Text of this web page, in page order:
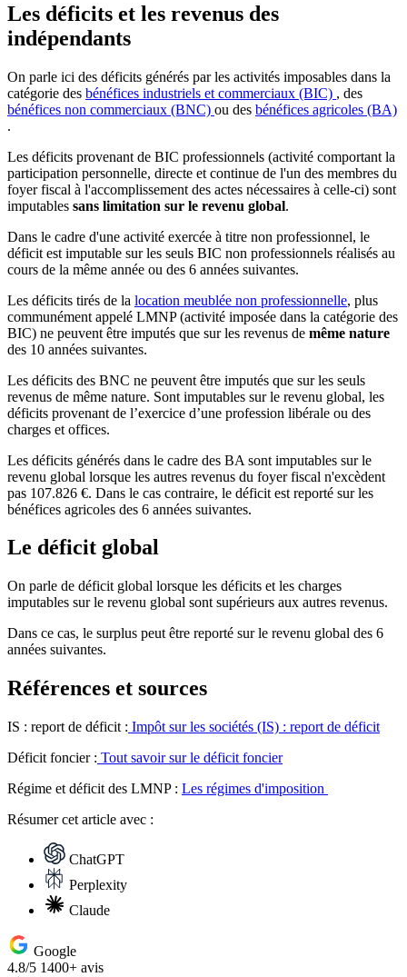
Les déficits et les revenus des
indépendants
On parle ici des déficits générés par les activités imposables dans la
catégorie des bénéfices industriels et commerciaux (BIC) , des
bénéfices non commerciaux (BNC) ou des bénéfices agricoles (BA)
.
Les déficits provenant de BIC professionnels (activité comportant la
participation personnelle, directe et continue de l'un des membres du
foyer fiscal à l'accomplissement des actes nécessaires à celle-ci) sont
imputables sans limitation sur le revenu global.
Dans le cadre d'une activité exercée à titre non professionnel, le
déficit est imputable sur les seuls BIC non professionnels réalisés au
cours de la même année ou des 6 années suivantes.
Les déficits tirés de la location meublée non professionnelle, plus
communément appelé LMNP (activité imposée dans la catégorie des
BIC) ne peuvent être imputés que sur les revenus de même nature
des 10 années suivantes.
Les déficits des BNC ne peuvent être imputés que sur les seuls
revenus de même nature. Sont imputables sur le revenu global, les
déficits provenant de l’exercice d’une profession libérale ou des
charges et offices.
Les déficits générés dans le cadre des BA sont imputables sur le
revenu global lorsque les autres revenus du foyer fiscal n'excèdent
pas 107.826 €. Dans le cas contraire, le déficit est reporté sur les
bénéfices agricoles des 6 années suivantes.
Le déficit global
On parle de déficit global lorsque les déficits et les charges
imputables sur le revenu global sont supérieurs aux autres revenus.
Dans ce cas, le surplus peut être reporté sur le revenu global des 6
années suivantes.
Références et sources
IS : report de déficit : Impôt sur les sociétés (IS) : report de déficit
Déficit foncier : Tout savoir sur le déficit foncier
Régime et déficit des LMNP : Les régimes d'imposition
Résumercet article avec :
ChatGPT
Perplexity
Claude
Google
4.8/5 1400+ avis